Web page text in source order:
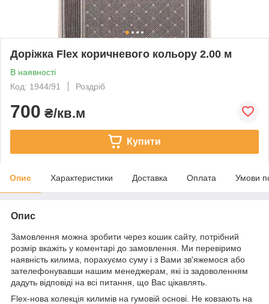
Доріжка Flex коричневого кольору 2.00 м
В наявності
Код: 1944/91
Роздріб
700 ₴/кв.м
Купити
Опис Характеристики Доставка Оплата Умови
Опис
Замовлення можна зробити через кошик сайту, потрібний
розмір вкажіть у коментарі до замовлення. Ми перевіримо
наявність килима, порахуємо суму і з Вами зв'яжемося або
зателефонувавши нашим менеджерам, які із задоволенням
дадуть відповіді на всі питання, що Вас цікавлять.
Flex-нова колекція килимів на гумовій основі. Не ковзають на